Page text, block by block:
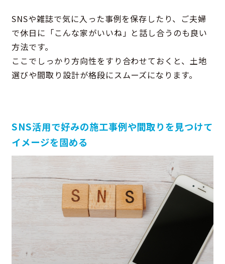
SNSや雑誌で気に入った事例を保存したり、ご夫婦
で休日に「こんな家がいいね」と話し合うのも良い
方法です。
ここでしっかり方向性をすり合わせておくと、土地
選びや間取り設計が格段にスムーズになります。
SNS活用で好みの施工事例や間取りを見つけて
イメージを固める